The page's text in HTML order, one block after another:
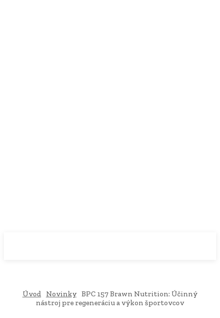
Úvod Novinky BPC 157 Brawn Nutrition: Účinný
nástroj pre regeneráciu a výkon športovcov